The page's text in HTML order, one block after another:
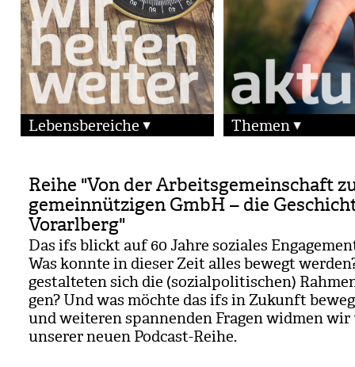
Lebensbereiche Themen
Reihe "Von der Arbeitsgemeinschaft
gemeinnützigen GmbH – die
Vorarlberg"
Das ifs blickt auf 60 Jahre sozia­les
Was konnte in die­ser Zeit alles bewegt
gestal­te­ten sich die (sozi­al­po­li­ti­schen)
gen? Und was möchte das ifs in Zukunft
und wei­te­ren span­nen­den Fra­gen wid­men wir
unse­rer neuen Pod­cast-Reihe.